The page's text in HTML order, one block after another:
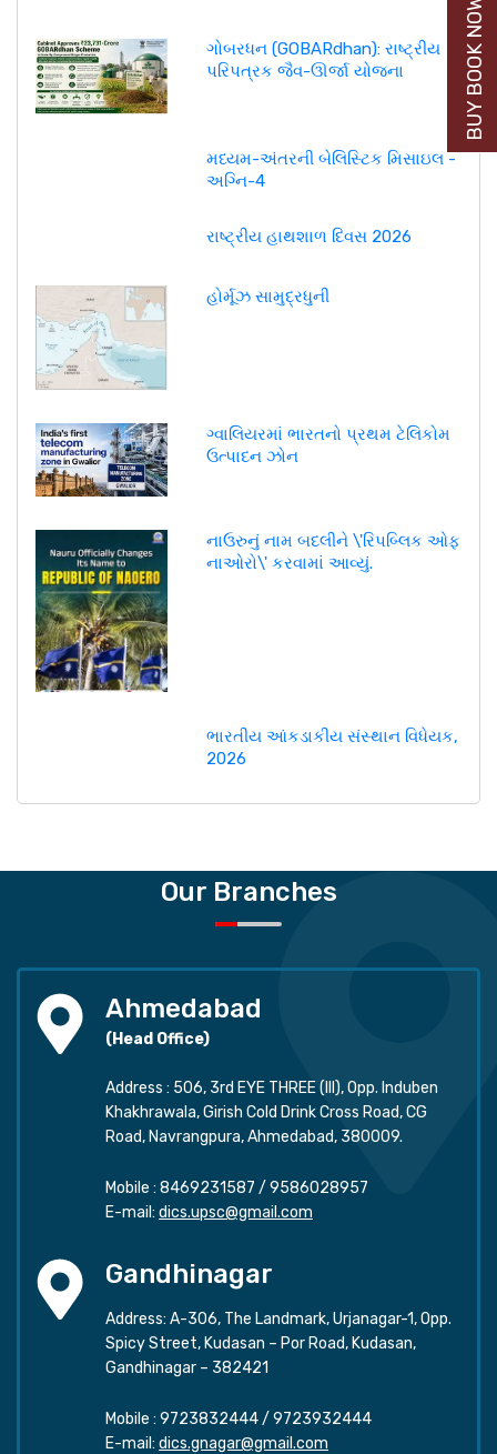
ગોબરધન (GOBARdhan): રાષ્ટ્રીય
પરિપત્રક જૈવ-ઊર્જા યોજના
મધ્યમ-અંતરની બેલિસ્ટિક મિસાઇલ -
અગ્નિ-4
રાષ્ટ્રીય હાથશાળ દિવસ 2026
હોર્મૂઝ સામુદ્રધુની
ગ્વાલિયરમાં ભારતનો પ્રથમ ટેલિકોમ
ઉત્પાદન ઝોન
નાઉરુનું નામ બદલીને \'રિપબ્લિક ઓફ
નાઓરો\' કરવામાં આવ્યું.
ભારતીય આંકડાકીય સંસ્થાન વિધેયક,
2026
Our Branches
Ahmedabad
(Head Office)
Address : 506, 3rd EYE THREE (III), Opp. Induben
Khakhrawala, Girish Cold Drink Cross Road, CG
Road, Navrangpura, Ahmedabad, 380009.
Mobile : 8469231587 / 9586028957
E-mail: dics.upsc@gmail.com
Gandhinagar
Address: A-306, The Landmark, Urjanagar-1, Opp.
Spicy Street, Kudasan – Por Road, Kudasan,
Gandhinagar – 382421
Mobile : 9723832444/ 9723932444
E-mail: dics.gnagar@gmail.com
BUY BOOK NOW